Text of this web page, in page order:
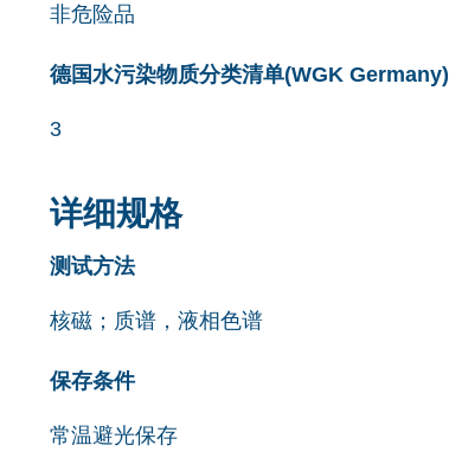
非危险品
德国水污染物质分类清单(WGK Germany)
3
详细规格
测试方法
核磁；质谱，液相色谱
保存条件
常温避光保存